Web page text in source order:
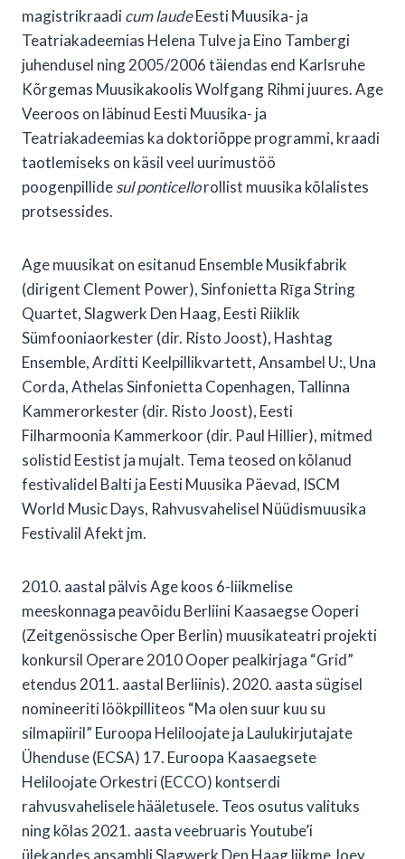
magistrikraadicum laudeEesti Muusika- ja
Teatriakadeemias Helena Tulve ja Eino Tambergi
juhendusel ning 2005/2006 täiendas end Karlsruhe
Kõrgemas Muusikakoolis Wolfgang Rihmi juures. Age
Veeroos on läbinud Eesti Muusika- ja
Teatriakadeemias ka doktoriõppe programmi, kraadi
taotlemiseks on käsil veel uurimustöö
poogenpillidesul ponticellorollist muusika kõlalistes
protsessides.
Age muusikat on esitanud Ensemble Musikfabrik
(dirigent Clement Power), Sinfonietta Rīga String
Quartet, Slagwerk Den Haag, Eesti Riiklik
Sümfooniaorkester (dir. Risto Joost), Hashtag
Ensemble, Arditti Keelpillikvartett, Ansambel U:, Una
Corda, Athelas Sinfonietta Copenhagen, Tallinna
Kammerorkester (dir. Risto Joost), Eesti
Filharmoonia Kammerkoor (dir. Paul Hillier), mitmed
solistid Eestist ja mujalt. Tema teosed on kõlanud
festivalidel Balti ja Eesti Muusika Päevad, ISCM
World Music Days, Rahvusvahelisel Nüüdismuusika
Festivalil Afekt jm.
2010. aastal pälvis Age koos 6-liikmelise
meeskonnaga peavõidu Berliini Kaasaegse Ooperi
(Zeitgenössische Oper Berlin) muusikateatri projekti
konkursil Operare 2010 Ooper pealkirjaga “Grid”
etendus 2011. aastal Berliinis). 2020. aasta sügisel
nomineeriti löökpilliteos “Ma olen suur kuu su
silmapiiril” Euroopa Heliloojate ja Laulukirjutajate
Ühenduse (ECSA) 17. Euroopa Kaasaegsete
Heliloojate Orkestri (ECCO) kontserdi
rahvusvahelisele hääletusele. Teos osutus valituks
ning kõlas 2021. aasta veebruaris Youtube’i